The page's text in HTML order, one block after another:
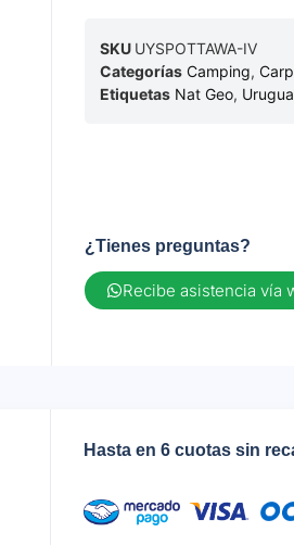
SKU UYSPOTTAWA-IV
Categorías Camping,
Etiquetas Nat Geo,
¿Tienes preguntas?
Recibe asistencia vía
Hasta en 6 cuotas sin